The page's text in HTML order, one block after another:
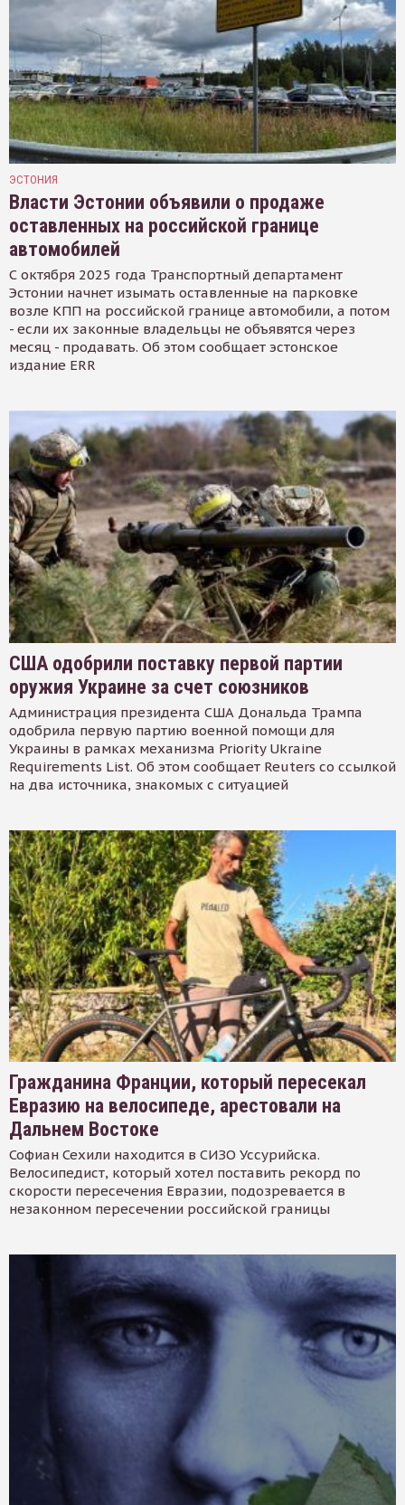
ЭСТОНИЯ
Власти Эстонии объявили о продаже
оставленных на российской границе
автомобилей
С октября 2025 года Транспортный департамент
Эстонии начнет изымать оставленные на парковке
возле КПП на российской границе автомобили, а потом
- если их законные владельцы не объявятся через
месяц - продавать. Об этом сообщает эстонское
издание ERR
США одобрили поставку первой партии
оружия Украине за счет союзников
Администрация президента США Дональда Трампа
одобрила первую партию военной помощи для
Украины в рамках механизма Priority Ukraine
Requirements List. Об этом сообщает Reuters со ссылкой
на два источника, знакомых с ситуацией
Гражданина Франции, который пересекал
Евразию на велосипеде, арестовали на
Дальнем Востоке
Софиан Сехили находится в СИЗО Уссурийска.
Велосипедист, который хотел поставить рекорд по
скорости пересечения Евразии, подозревается в
незаконном пересечении российской границы